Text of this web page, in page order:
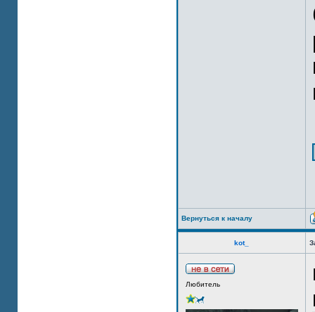
Вернуться к началу
kot_
Любитель